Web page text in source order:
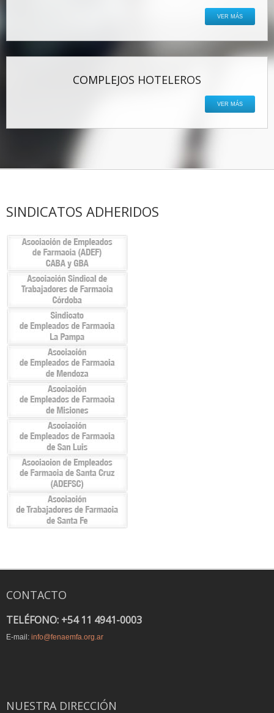
VER MÁS
COMPLEJOS HOTELEROS
VER MÁS
SINDICATOS ADHERIDOS
CONTACTO
TELÉFONO: +54 11 4941-0003
E-mail: info@fenaemfa.org.ar
NUESTRA DIRECCIÓN